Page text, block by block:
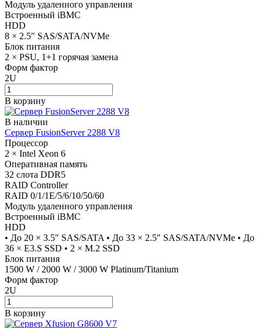
Модуль удаленного управления
Встроенный iBMC
HDD
8 × 2.5" SAS/SATA/NVMe
Блок питания
2 × PSU, 1+1 горячая замена
Форм фактор
2U
В корзину
В наличии
Сервер FusionServer 2288 V8
Процессор
2 × Intel Xeon 6
Оперативная память
32 слота DDR5
RAID Controller
RAID 0/1/1E/5/6/10/50/60
Модуль удаленного управления
Встроенный iBMC
HDD
• До 20 × 3.5" SAS/SATA • До 33 × 2.5" SAS/SATA/NVMe • До
36 × E3.S SSD • 2 × M.2 SSD
Блок питания
1500 W / 2000 W / 3000 W Platinum/Titanium
Форм фактор
2U
В корзину